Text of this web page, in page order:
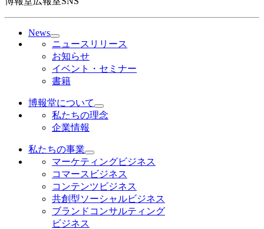
News
ニュースリリース
お知らせ
イベント・セミナー
書籍
博報堂について
私たちの理念
企業情報
私たちの事業
マーケティングビジネス
コマースビジネス
コンテンツビジネス
共創型ソーシャルビジネス
ブランドコンサルティング
ビジネス